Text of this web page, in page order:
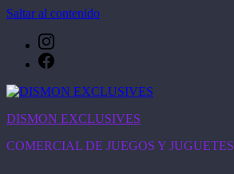
Saltar al contenido
DISMON EXCLUSIVES
COMERCIAL DE JUEGOS Y JUGUETES